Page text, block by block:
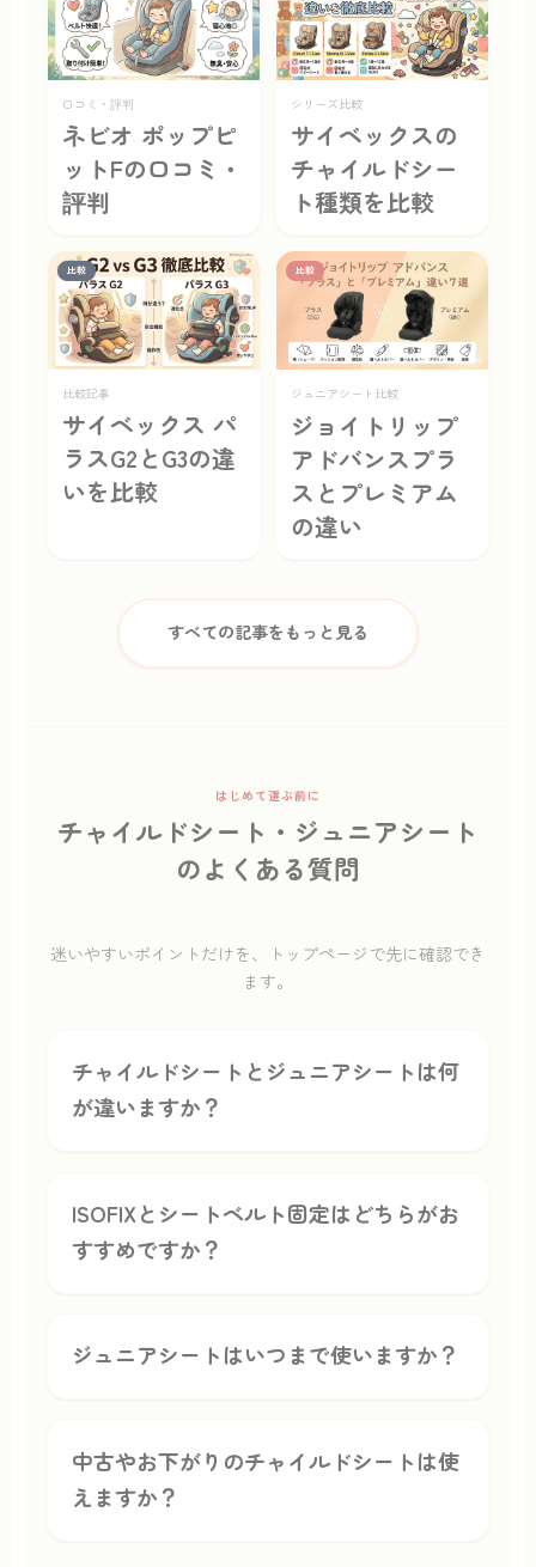
口コミ・評判
ネビオ ポップピ
ットFの口コミ・
評判
シリーズ比較
サイベックスの
チャイルドシー
ト種類を比較
比較
比較記事
サイベックス パ
ラスG2とG3の違
いを比較
比較
ジュニアシート比較
ジョイトリップ
アドバンスプラ
スとプレミアム
の違い
すべての記事をもっと見る
はじめて選ぶ前に
チャイルドシート・ジュニアシート
のよくある質問
迷いやすいポイントだけを、トップページで先に確認でき
ます。
チャイルドシートとジュニアシートは何
が違いますか？
ISOFIXとシートベルト固定はどちらがお
すすめですか？
ジュニアシートはいつまで使いますか？
中古やお下がりのチャイルドシートは使
えますか？